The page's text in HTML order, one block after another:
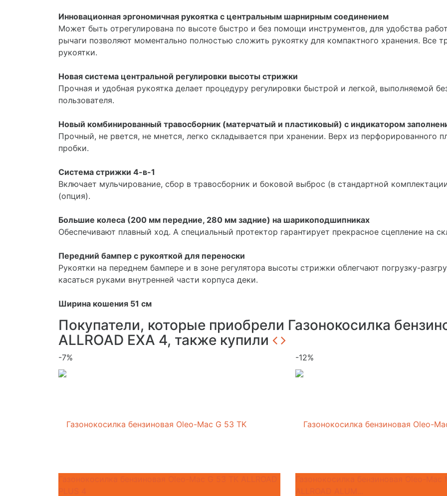
Инновационная эргономичная рукоятка с центральным шарнирным соединением
Может быть отрегулирована по высоте быстро и без помощи инструментов, для удобства
рычаги позволяют моментально полностью сложить рукоятку для компактного хранения. Все
рукоятки.
Новая система центральной регулировки высоты стрижки
Прочная и удобная рукоятка делает процедуру регулировки быстрой и легкой, выполняемой
пользователя.
Новый комбинированный травосборник (матерчатый и пластиковый) с индикатором
Прочный, не рвется, не мнется, легко складывается при хранении. Верх из перфорированного
пробки.
Система стрижки 4-в-1
Включает мульчирование, сбор в травосборник и боковой выброс (в стандартной
(опция).
Большие колеса (200 мм передние, 280 мм задние) на шарикоподшипниках
Обеспечивают плавный ход. А специальный протектор гарантирует прекрасное сцепление на
Передний бампер с рукояткой для переноски
Рукоятки на переднем бампере и в зоне регулятора высоты стрижки облегчают погрузку-
касаться руками внутренней части корпуса деки.
Ширина кошения 51 см
Покупатели, которые приобрели Газонокосилка
ALLROAD EXA 4, также купили
-7% -12%